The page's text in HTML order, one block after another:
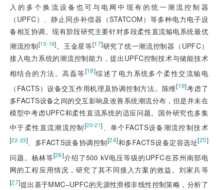
入的多个换流设备也可与电网中现有的统一潮流控制器
（UPFC）、静止同步补偿器（STATCOM）等多种电力电子设
备相互协调。现有阶段研究主要针对多段柔性直流输电系统最优
潮流控制[15-16]。王金星等[17]研究了统一潮流控制器（UPFC）
接入电力系统的潮流控制能力，提出UPFC控制技术与储能技术
相结合的方法。高磊等[18]综述了电力系统多个柔性交流输电
（FACTS）设备交互作用机理及协调控制方法。陈维[19]考虑了
多FACTS设备之间的交互影响及改善系统潮流分布，但是并未在
模型中考虑UPFC和柔性直流系统的适应问题。国外研究也多集
中于柔性直流潮流控制[20-21]、单个FACTS设备潮流控制技术
[22-23]、多FACTS设备协调控制[24]和多FACTS设备定容选址[25]
问题。杨林等[26]介绍了500 kV电压等级的UPFC在苏州南部电
网的工程应用情况，研究了其不同接入方案的效益。刘家兵等
[27]提出基于MMC–UPFC的无源性滑模非线性控制策略，分析了